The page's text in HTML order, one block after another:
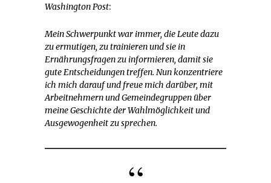
Washington Post:
Mein Schwerpunkt war immer, die Leute dazu
zu ermutigen, zu trainieren und sie in
Ernährungsfragen zu informieren, damit sie
gute Entscheidungen treffen. Nun konzentriere
ich mich darauf und freue mich darüber, mit
Arbeitnehmern und Gemeindegruppen über
meine Geschichte der Wahlmöglichkeit und
Ausgewogenheit zu sprechen.